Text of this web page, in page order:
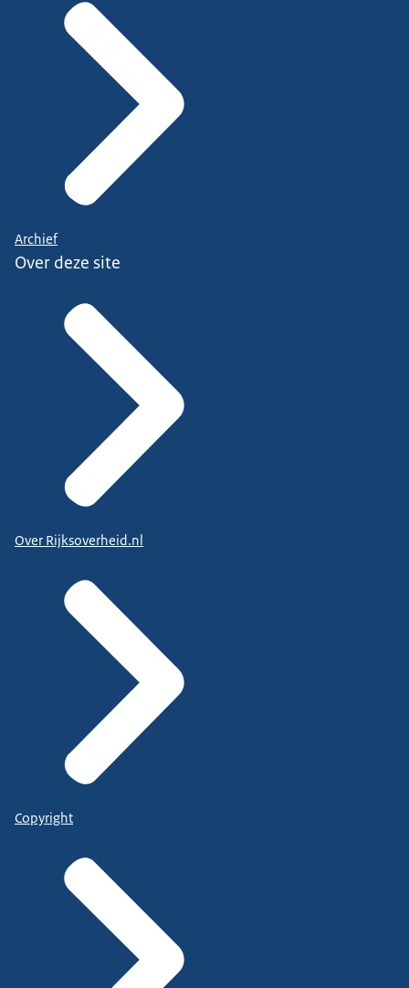
Archief
Over deze site
Over Rijksoverheid.nl
Copyright